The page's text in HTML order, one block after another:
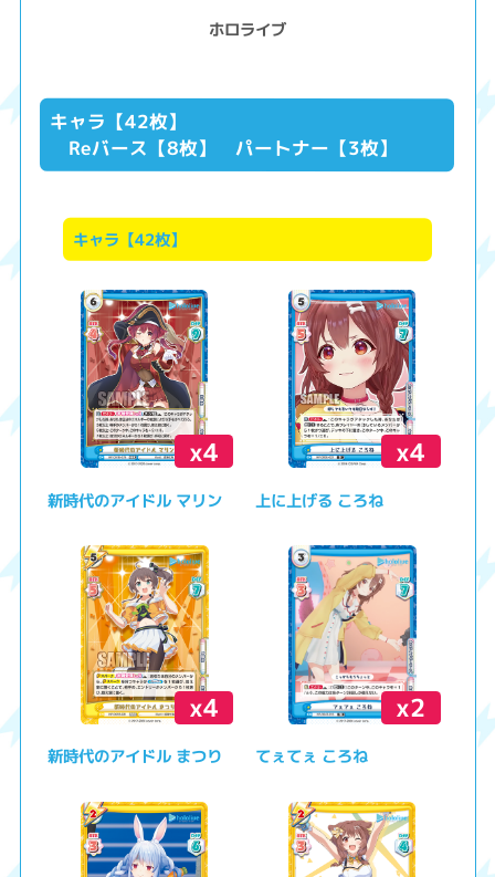
ホロライブ
キャラ【42枚】
Reバース【8枚】 パートナー【3枚】
キャラ【42枚】
x4
新時代のアイドル マリン
x4
上に上げる ころね
x4
新時代のアイドル まつり
x2
てぇてぇ ころね